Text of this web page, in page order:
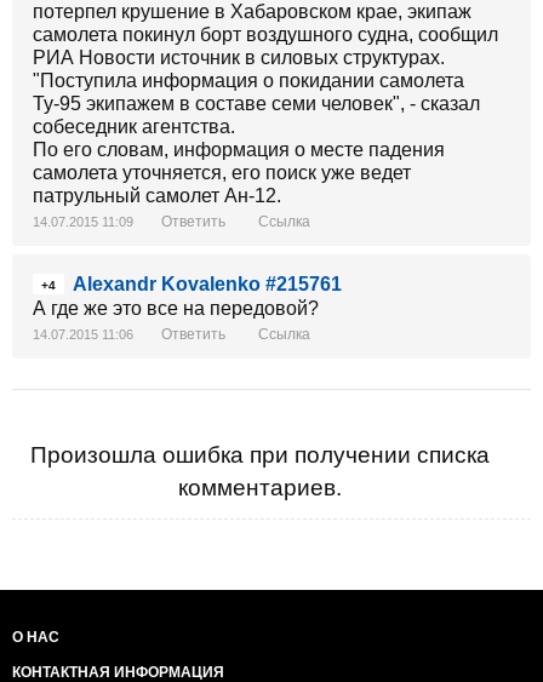
антитеррора всех дивизий РВСН, а так же
применяется региональными спецподразделениями
ФСИН.
Данный "Выстрел" был уничтожен, по всей
видимости, в результате попадания в правый борт
РПГ. Судя по повреждениям, как минимум водитель
- 200-й. Но, что самое примечательное, второе фото
которое имеется в распоряжении, демонстрирует то,
как боевик ЛНР фотографируется на фоне подбитой
машины... То есть вы понимаете всю соль
бравое ополчение оно такое, суровое...
делать памятные снимки на фоне своих же
поражений.
[Зображення недоступне]
потерпел крушение в Хабаровском крае, экипаж
самолета покинул борт воздушного судна, сообщил
РИА Новости источник в силовых структурах.
"Поступила информация о покидании самолета
Ту-95 экипажем в составе семи человек", - сказал
собеседник агентства.
По его словам, информация о месте падения
самолета уточняется, его поиск уже ведет
патрульный самолет Ан-12.
14.07.2015 11:09 Ответить Ссылка
+4
Alexandr Kovalenko #215761
А где же это все на передовой?
14.07.2015 11:06 Ответить Ссылка
Произошла ошибка при получении списка
комментариев.
О НАС
КОНТАКТНАЯ ИНФОРМАЦИЯ